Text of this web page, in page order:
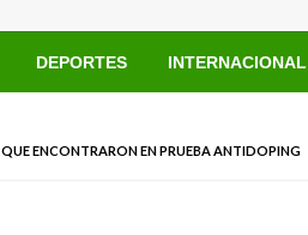
DEPORTES INTERNACIONAL
ENCONTRARON EN PRUEBA ANTIDOPING